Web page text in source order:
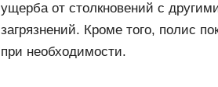
ущерба от столкновений с
загрязнений. Кроме того, полис
при необходимости.